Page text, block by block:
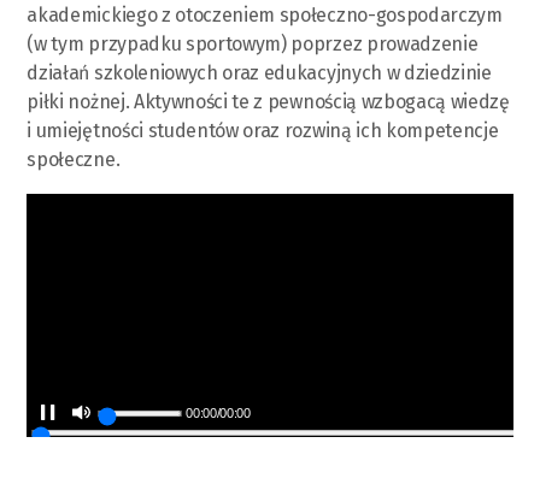
akademickiego z otoczeniem społeczno-gospodarczym
(w tym przypadku sportowym) poprzez prowadzenie
działań szkoleniowych oraz edukacyjnych w dziedzinie
piłki nożnej. Aktywności te z pewnością wzbogacą wiedzę
i umiejętności studentów oraz rozwiną ich kompetencje
społeczne.
00:00/00:00